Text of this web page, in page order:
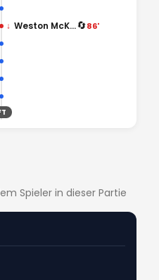
↓ Weston McKennie 🔄86'
Spieler in dieser Partie